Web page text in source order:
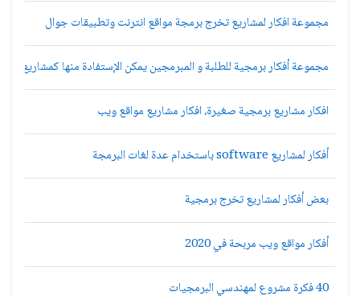
مجموعة افكار لمشاريع تخرج برمجة مواقع انترنت وتطبيقات جوال
مجموعة أفكار برمجية للطلبة و المبرمجين يمكن الإستفادة منها كمشاريع
افكار مشاريع برمجية صغيرة، افكار مشاريع مواقع ويب
أفكار لمشاريع software باستخدام عدة لغات البرمجة
بعض أفكار لمشاريع تخرج برمجية
أفكار مواقع ويب مربحة في 2020
40 فكرة مشروع لمهندسي البرمجيات